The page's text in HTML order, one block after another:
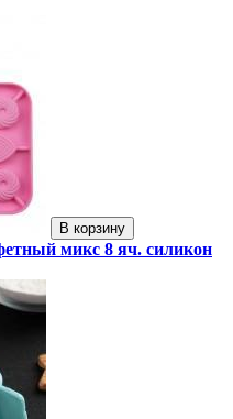
В корзину
микс 8 яч. силикон